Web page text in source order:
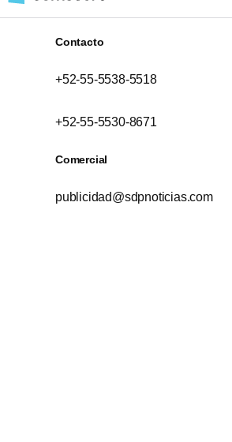
Contacto
+52-55-5538-5518
+52-55-5530-8671
Comercial
publicidad@sdpnoticias.com